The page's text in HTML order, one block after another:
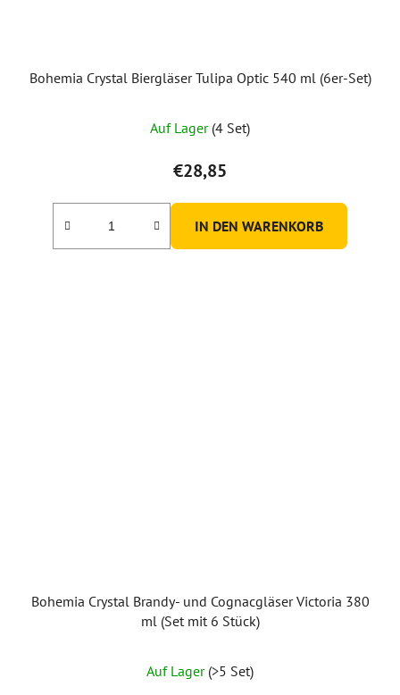
Bohemia Crystal Biergläser Tulipa Optic 540 ml (6er-Set)
Auf Lager (4 Set)
€28,85
IN DEN WARENKORB
Bohemia Crystal Brandy- und Cognacgläser Victoria 380
ml (Set mit 6 Stück)
Auf Lager (>5 Set)